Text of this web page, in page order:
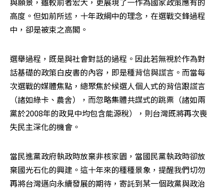
高度。但如前所述，十年政綱中的理念，在選戰交鋒過程
中，卻是被束之高閣。
選舉過程，既是與社會對話的過程。因此若無視於作為對
話基礎的政策白皮書的內容，即是種背信與謊言。而當每
次選戰的媒體焦點，總聚焦於候選人個人式的背信跟謊言
（諸如綠卡、農舍），而忽略集體共謀式的跳票（諸如兩
黨於2008年的政見中均包含能源稅），則台灣既將再次喪
失民主深化的機會。
當民進黨政府執政時放棄非核家園，當國民黨執政時卻放
棄國光石化的興建。這十年來的種種景象，提醒我們切勿
再將台灣邁向永續發展的期待，寄託到某一個政黨與政治